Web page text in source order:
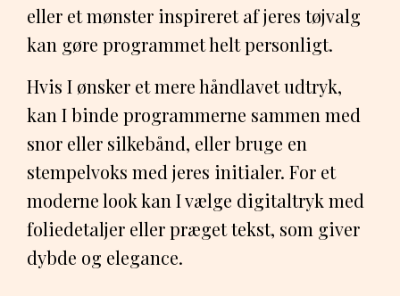
eller et mønster inspireret af jeres tøjvalg
kan gøre programmet helt personligt.
Hvis I ønsker et mere håndlavet udtryk,
kan I binde programmerne sammen med
snor eller silkebånd, eller bruge en
stempelvoks med jeres initialer. For et
moderne look kan I vælge digitaltryk med
foliedetaljer eller præget tekst, som giver
dybde og elegance.